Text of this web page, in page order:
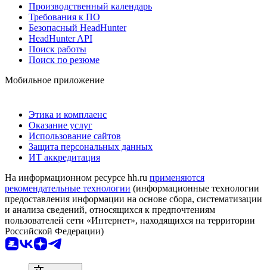
Производственный календарь
Требования к ПО
Безопасный HeadHunter
HeadHunter API
Поиск работы
Поиск по резюме
Мобильное приложение
Этика и комплаенс
Оказание услуг
Использование сайтов
Защита персональных данных
ИТ аккредитация
На информационном ресурсе hh.ru применяются
рекомендательные технологии (информационные технологии
предоставления информации на основе сбора, систематизации
и анализа сведений, относящихся к предпочтениям
пользователей сети «Интернет», находящихся на территории
Российской Федерации)